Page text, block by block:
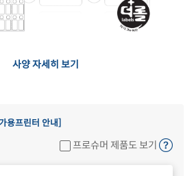
사양 자세히 보기
용프린터 안내]
프로슈머 제품도 보기